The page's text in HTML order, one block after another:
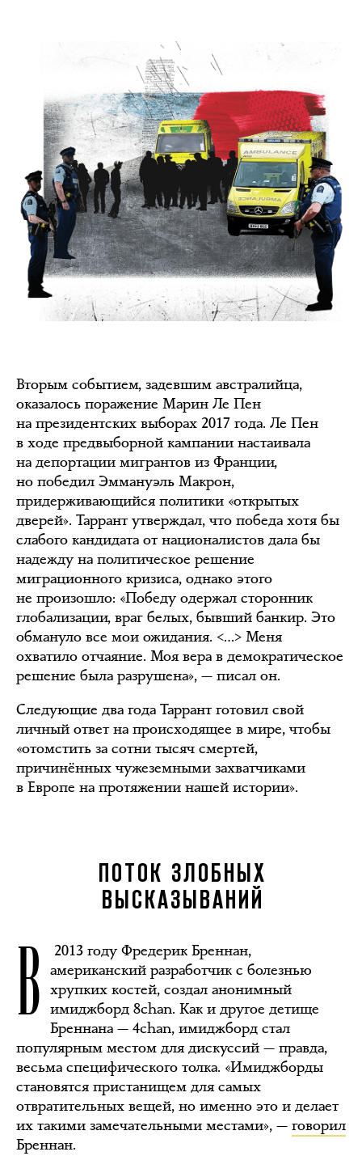
Вторым событием, задевшим австралийца,
оказалось поражение Марин Ле Пен
на президентских выборах 2017 года. Ле Пен
в ходе предвыборной кампании настаивала
на депортации мигрантов из Франции,
но победил Эммануэль Макрон,
придерживающийся политики «открытых
дверей». Таррант утверждал, что победа хотя бы
слабого кандидата от националистов дала бы
надежду на политическое решение
миграционного кризиса, однако этого
не произошло: «Победу одержал сторонник
глобализации, враг белых, бывший банкир. Это
обмануло все мои ожидания. <…> Меня
охватило отчаяние. Моя вера в демократическое
решение была разрушена», — писал он.
Следующие два года Таррант готовил свой
личный ответ на происходящее в мире, чтобы
«отомстить за сотни тысяч смертей,
причинённых чужеземными захватчиками
в Европе на протяжении нашей истории».
ПОТОК ЗЛОБНЫХ
ВЫСКАЗЫВАНИЙ
В
2013 году Фредерик Бреннан,
американский разработчик с болезнью
хрупких костей, создал анонимный
имиджборд 8chan. Как и другое детище
Бреннана — 4chan, имиджборд стал
популярным местом для дискуссий — правда,
весьма специфического толка. «Имиджборды
становятся пристанищем для самых
отвратительных вещей, но именно это и делает
их такими замечательными местами», — говорил
Бреннан.